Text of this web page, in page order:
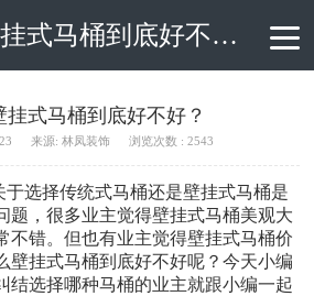
卫生间壁挂式马桶到底好不好？
挂式马桶到底好不好？
来源: 林凤装饰 浏览次数 : 2543
于选择传统式马桶还是壁挂式马桶是
题，很多业主觉得壁挂式马桶美观大
不错。但也有业主觉得壁挂式马桶价
壁挂式马桶到底好不好呢？今天小编
结选择哪种马桶的业主就跟小编一起